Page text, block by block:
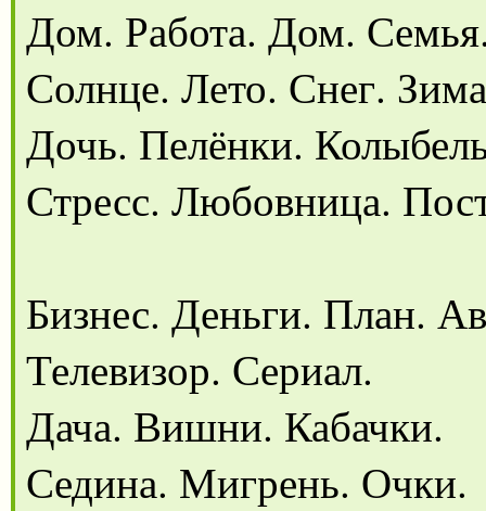
Дом. Работа. Дом.
Солнце. Лето. Снег.
Дочь. Пелёнки.
Стресс. Любовница.
Бизнес. Деньги. План.
Телевизор. Сериал.
Дача. Вишни. Кабачки.
Седина. Мигрень. Очки.